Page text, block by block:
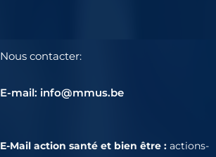
Nous contacter:
E-mail: info@mmus.be
E-Mail action santé et bien être : actions-